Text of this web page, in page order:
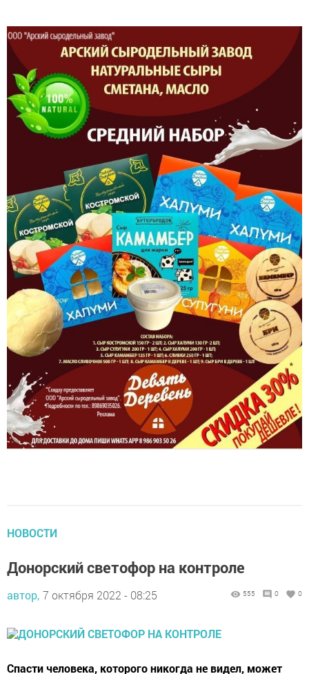
автор, 7 октября 2022 - 08:25 555
только человек. Пермские нефтепроводчики делают